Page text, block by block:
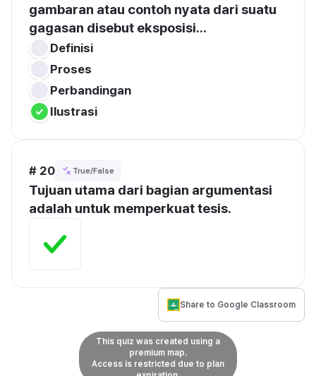
gambaran atau contoh nyata dari suatu
gagasan disebut eksposisi...
Definisi
Proses
Perbandingan
Ilustrasi
# 20 True/False
Tujuan utama dari bagian argumentasi
adalah untuk memperkuat tesis.
Share to Google Classroom
This quiz was created using a
premium map.
Access is restricted due to plan